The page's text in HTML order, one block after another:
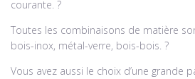
courante. ?
Toutes les combinaisons de matière
bois-inox, métal-verre, bois-bois. ?
Vous avez aussi le choix d’une grande